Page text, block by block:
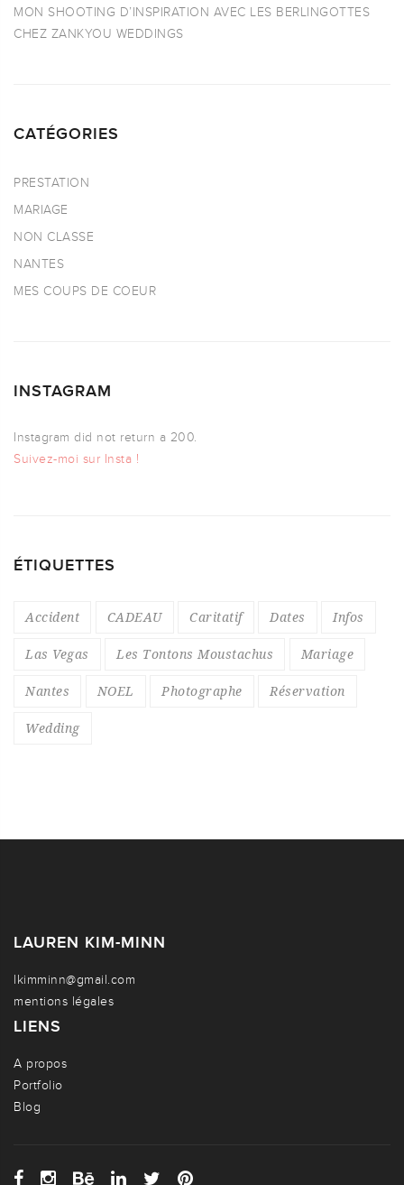
MON SHOOTING D’INSPIRATION AVEC LES BERLINGOTTES
CHEZ ZANKYOU WEDDINGS
CATÉGORIES
PRESTATION
MARIAGE
NON CLASSE
NANTES
MES COUPS DE COEUR
INSTAGRAM
Instagram did not return a 200.
Suivez-moi sur Insta !
ÉTIQUETTES
Accident CADEAU Caritatif Dates Infos
Las Vegas Les Tontons Moustachus Mariage
Nantes NOEL Photographe Réservation
Wedding
LAUREN KIM-MINN
lkimminn@gmail.com
mentions légales
LIENS
A propos
Portfolio
Blog